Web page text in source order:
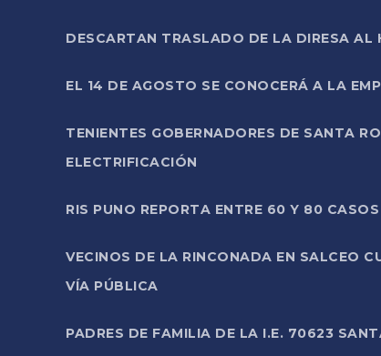
DESCARTAN TRASLADO DE LA DIRESA AL
EL 14 DE AGOSTO SE CONOCERÁ A LA
TENIENTES GOBERNADORES DE SANTA
ELECTRIFICACIÓN
RIS PUNO REPORTA ENTRE 60 Y 80
VECINOS DE LA RINCONADA EN SALCEO
VÍA PÚBLICA
PADRES DE FAMILIA DE LA I.E. 70623